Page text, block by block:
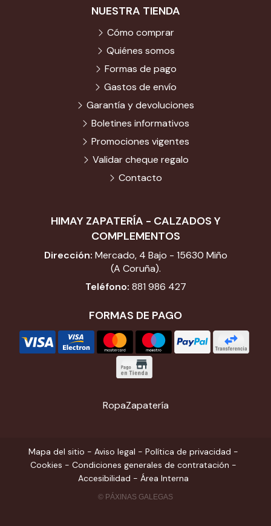
HIMAY ZAPATERÍA - CALZADOS Y
COMPLEMENTOS
Dirección: Mercado, 4 Bajo - 15630 Miño
(A Coruña).
Teléfono: 881 986 427
FORMAS DE PAGO
NUESTRA TIENDA
Cómo comprar
Quiénes somos
Formas de pago
Gastos de envío
Garantía y devoluciones
Boletines informativos
Promociones vigentes
Validar cheque regalo
Contacto
RopaZapatería
Mapa del sitio - Aviso legal - Política de privacidad -
Cookies - Condiciones generales de contratación -
Accesibilidad - Área Interna
© PÁXINAS GALEGAS